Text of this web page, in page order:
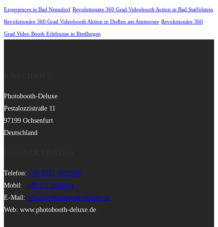
Experiences in Bad Nenndorf Revolutionäre 360 Grad Videobooth Action in Bad Staffelstein
Revolutionäre 360 Grad Videobooth Aktion in Dießen am Ammersee Revolutionäre 360
Grad Video Booth Erlebnisse in Riedlingen
Photobooth-Deluxe
Pestalozzistraße 11
97199 Ochsenfurt
Deutschland
Telefon: +49 9331 8021990
Mobil: +49 177 6506111
E-Mail: office@photobooth-deluxe.de
Web: www.photobooth-deluxe.de